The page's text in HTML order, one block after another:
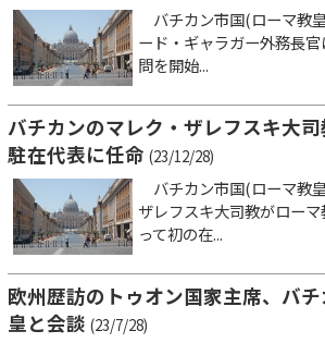
バチカン市国(ローマ教
ード・ギャラガー外務長
問を開始...
バチカンのマレク・ザレフスキ大
駐在代表に任命 (23/12/28)
バチカン市国(ローマ教
ザレフスキ大司教がロー
って初の在...
欧州歴訪のトゥオン国家主席、バ
皇と会談 (23/7/28)